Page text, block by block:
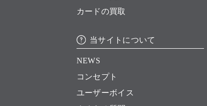
カードの買取
当サイトについて
NEWS
コンセプト
ユーザーボイス